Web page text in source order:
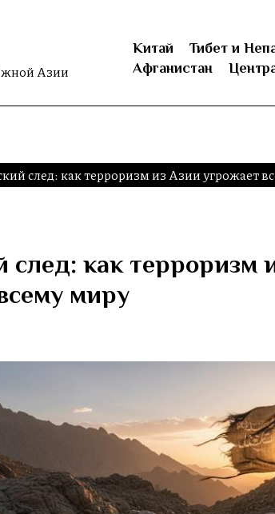
Азии
Китай Тибет и
Афганистан
след: как терроризм из Азии угрожает
след: как терроризм
миру